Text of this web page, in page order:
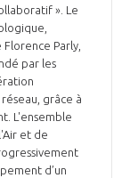
». Le
Parly,
par les
grâce à
L'ensemble
et de
d’un